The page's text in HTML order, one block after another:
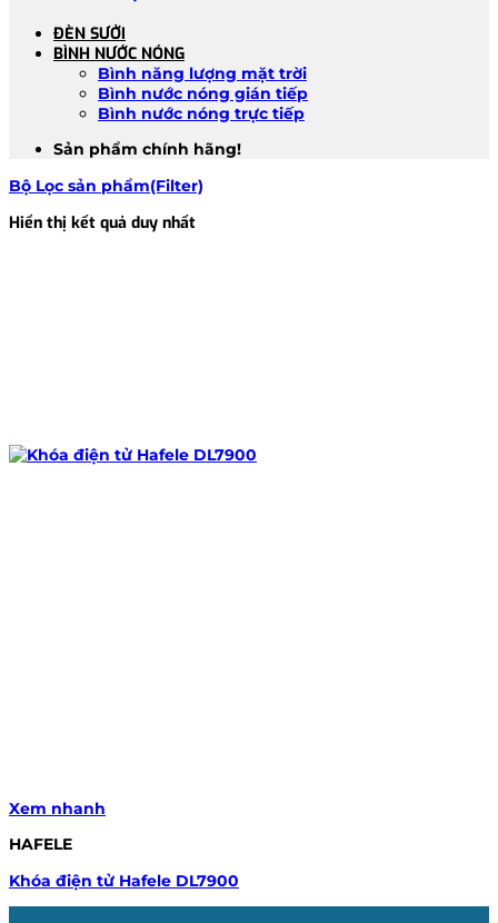
ĐÈN SƯỞI
BÌNH NƯỚC NÓNG
Bình năng lượng mặt trời
Bình nước nóng gián tiếp
Bình nước nóng trực tiếp
Sản phẩm chính hãng!
Bộ Lọc sản phẩm(Filter)
Hiển thị kết quả duy nhất
Xem nhanh
HAFELE
Khóa điện tử Hafele DL7900